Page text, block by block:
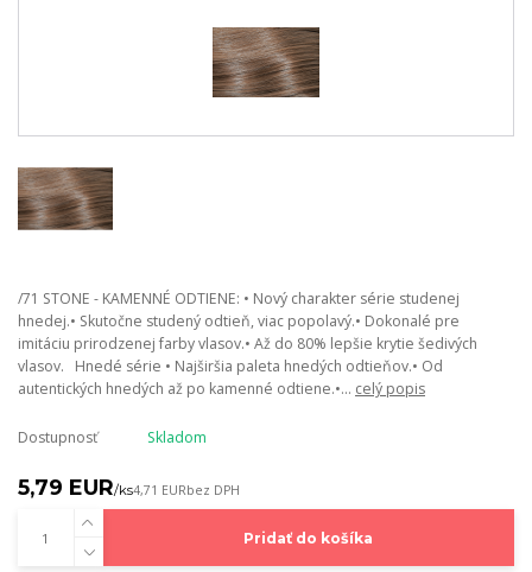
/71 STONE - KAMENNÉ ODTIENE: • Nový charakter série studenej
hnedej.• Skutočne studený odtieň, viac popolavý.• Dokonalé pre
imitáciu prirodzenej farby vlasov.• Až do 80% lepšie krytie šedivých
vlasov. Hnedé série • Najširšia paleta hnedých odtieňov.• Od
autentických hnedých až po kamenné odtiene.•... celý popis
Dostupnosť Skladom
5,79 EUR/ks4,71 EURbez DPH
Pridať do košíka